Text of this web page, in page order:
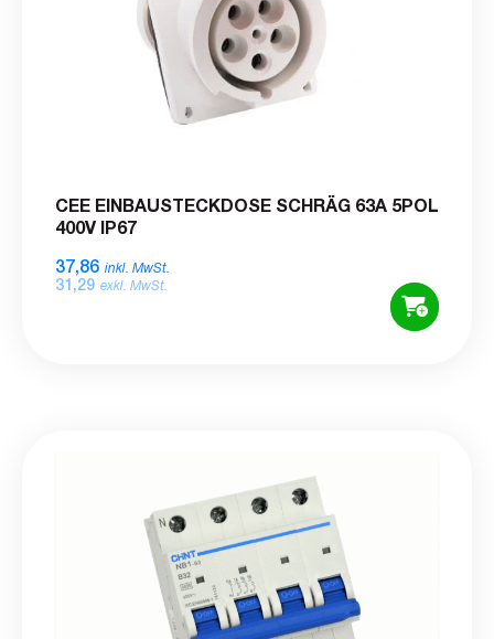
CEE EINBAUSTECKDOSE SCHRÄG 63A 5POL
400V IP67
37,86 inkl. MwSt.
31,29 exkl. MwSt.